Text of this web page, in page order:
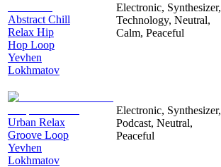
Abstract Chill
Relax Hip
Hop Loop
Yevhen
Lokhmatov
Electronic, Synthesizer,
Technology, Neutral,
Calm, Peaceful
Urban Relax
Groove Loop
Yevhen
Lokhmatov
Electronic, Synthesizer,
Podcast, Neutral,
Peaceful